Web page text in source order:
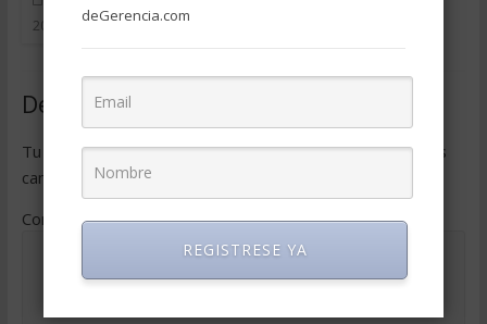
2021
0
Deja una respuesta
Tu dirección de correo electrónico no será publicada.
Los
campos obligatorios están marcados con
Comentario*
deGerencia.com
REGISTRESE YA